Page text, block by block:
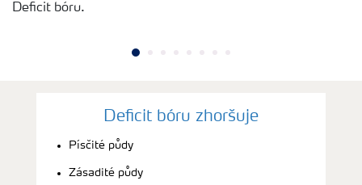
Deficit bóru.
Deficit bóru zhoršuje
Písčité půdy
Zásadité půdy